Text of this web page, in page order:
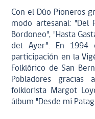
Con el Dúo Pioneros
modo artesanal: "Del
Bordoneo", "Hasta
del Ayer”. En 1994
participación en la
Folklórico de San
Pobladores
folklorista Margot
álbum "Desde mi